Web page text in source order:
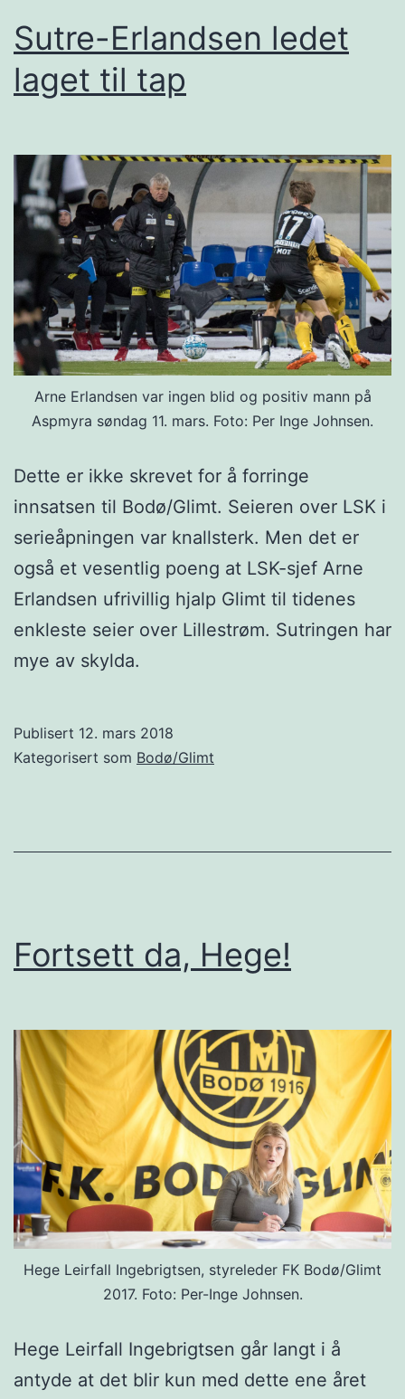
Sutre-Erlandsen ledet
laget til tap
Arne Erlandsen var ingen blid og positiv mann på
Aspmyra søndag 11. mars. Foto: Per Inge Johnsen.
Dette er ikke skrevet for å forringe
innsatsen til Bodø/Glimt. Seieren over LSK i
serieåpningen var knallsterk. Men det er
også et vesentlig poeng at LSK-sjef Arne
Erlandsen ufrivillig hjalp Glimt til tidenes
enkleste seier over Lillestrøm. Sutringen har
mye av skylda.
Publisert 12. mars 2018
Kategorisert som Bodø/Glimt
Fortsett da, Hege!
Hege Leirfall Ingebrigtsen, styreleder FK Bodø/Glimt
2017. Foto: Per-Inge Johnsen.
Hege Leirfall Ingebrigtsen går langt i å
antyde at det blir kun med dette ene året